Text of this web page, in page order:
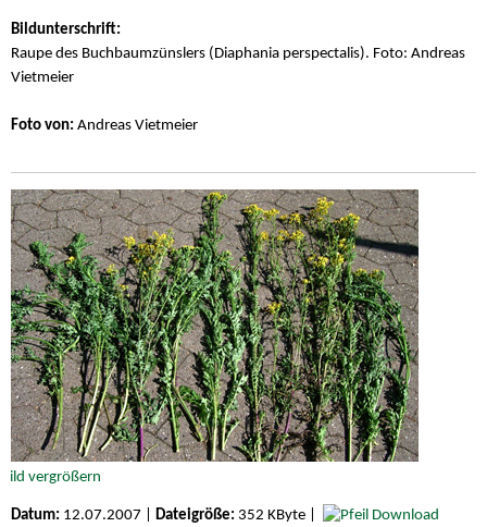
Bildunterschrift:
Raupe des Buchbaumzünslers (Diaphania perspectalis). Foto: Andreas
Vietmeier
Foto von: Andreas Vietmeier
Datum: 12.07.2007 | Dateigröße: 352 KByte | Download